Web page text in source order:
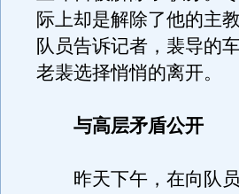
际上却是解除了他的主
队员告诉记者，裴导的
老裴选择悄悄的离开。
与高层矛盾公开
昨天下午，在向队员